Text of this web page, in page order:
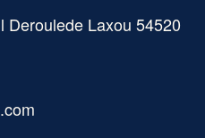
Deroulede Laxou 54520